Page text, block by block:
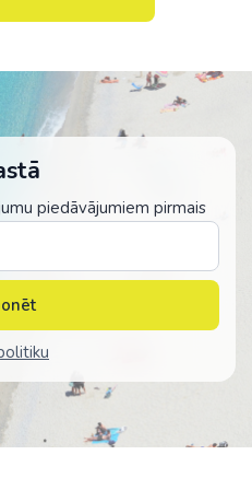
piedāvājumiem pirmais